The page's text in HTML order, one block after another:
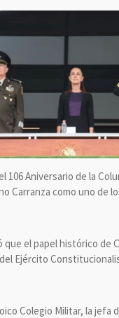
106 Aniversario de la
Carranza como uno de
que el papel histórico de
Ejército
Colegio Militar, la